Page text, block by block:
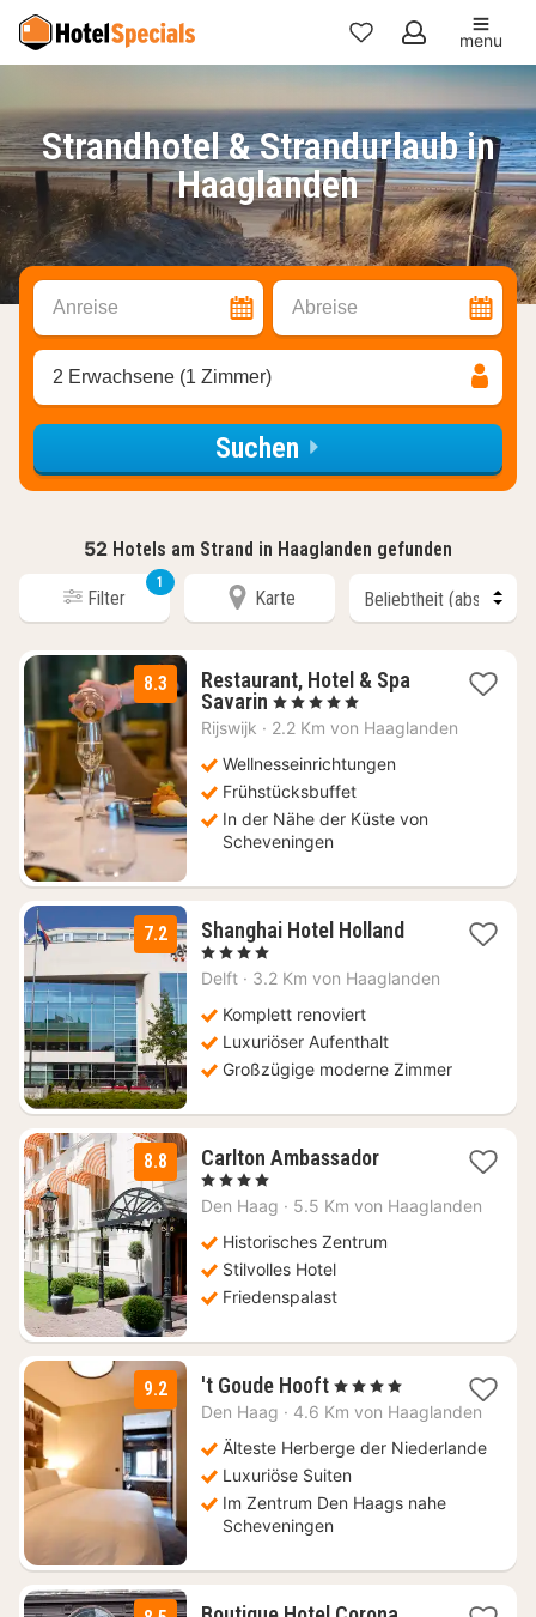
Meine
menu
Strandhotel & Strandurlaub in
Haaglanden
Anreise Abreise
2 Erwachsene (1 Zimmer)
Suchen
52 Hotels am Strand in Haaglanden gefunden
Filter
1
Karte
8.3
Restaurant, Hotel & Spa
Savarin 1
Nacht
145,23
€
, 5 Sterne
Rijswijk · 2.2 Km von Haaglanden
Wellnesseinrichtungen
Frühstücksbuffet
In der Nähe der Küste von
Scheveningen
7.2 Shanghai Hotel Holland1
ab
, 4 Sterne
Delft · 3.2 Km von Haaglanden
Komplett renoviert
Luxuriöser Aufenthalt
Großzügige moderne Zimmer
8.8 Carlton Ambassador1
ab
125,10
€
, 4 Sterne
Den Haag · 5.5 Km von Haaglanden
Historisches Zentrum
Stilvolles Hotel
Friedenspalast
9.2 't Goude Hooft1
Nacht
179
€
, 4 Sterne
Den Haag · 4.6 Km von Haaglanden
Älteste Herberge der Niederlande
Luxuriöse Suiten
Im Zentrum Den Haags nahe
Scheveningen